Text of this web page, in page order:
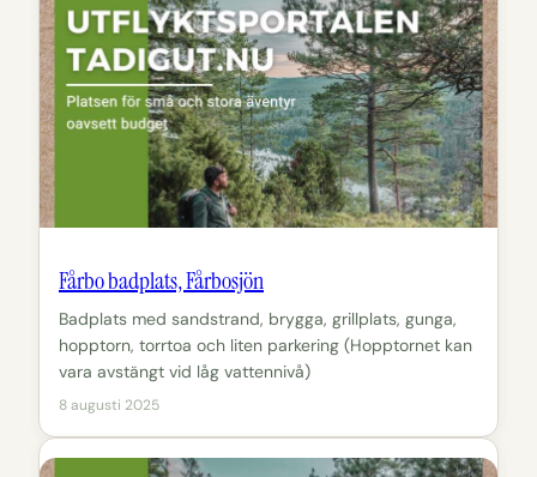
Fårbo badplats, Fårbosjön
Badplats med sandstrand, brygga, grillplats, gunga,
hopptorn, torrtoa och liten parkering (Hopptornet kan
vara avstängt vid låg vattennivå)
8 augusti 2025